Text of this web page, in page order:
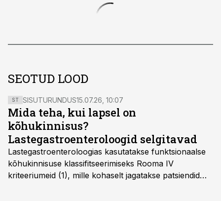
SEOTUD LOOD
ST SISUTURUNDUS15.07.26, 10:07
Mida teha, kui lapsel on
kõhukinnisus?
Lastegastroenteroloogid selgitavad
Lastegastroenteroloogias kasutatakse funktsionaalse
kõhukinnisuse klassifitseerimiseks Rooma IV
kriteeriumeid (1), mille kohaselt jagatakse patsiendid